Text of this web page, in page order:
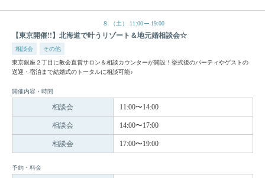
８ （土） 11:00 19:00
【東京開催!!】北海道で叶うリゾート＆地元婚相談会☆
相談会 その他
東京銀座２丁目に教会直営サロン＆相談カウンターが開設！挙式後のパーティやゲストの
送迎・宿泊まで結婚式のトータルに相談可能♪
開催内容・時間
相談会 11:00〜14:00
相談会 14:00〜17:00
相談会 17:00〜19:00
予約・料金